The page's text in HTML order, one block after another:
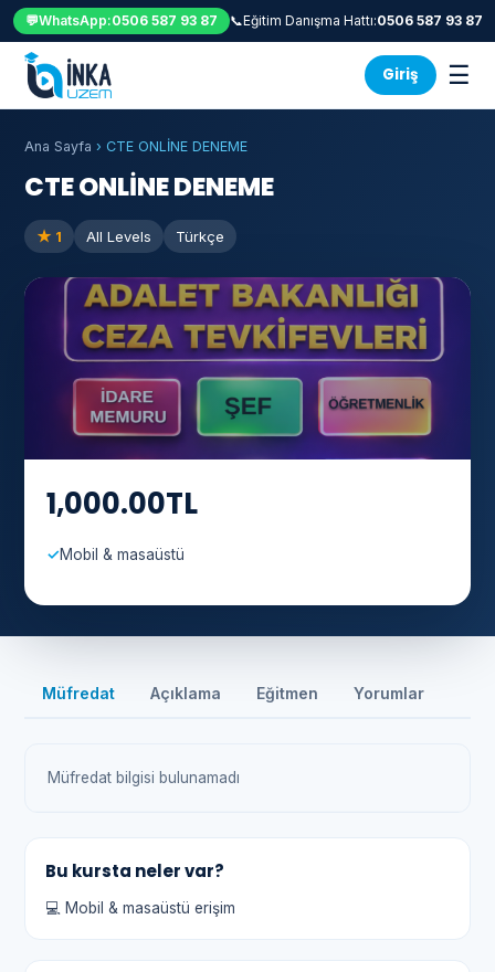
💬WhatsApp:0506 587 93 87 📞Eğitim Danışma Hattı:0506 587 93 87
Giriş ☰
Ana Sayfa › CTE ONLİNE DENEME
CTE ONLİNE DENEME
★ 1 All Levels Türkçe
1,000.00TL
Mobil & masaüstü
Müfredat Açıklama Eğitmen Yorumlar
Müfredat bilgisi bulunamadı
Bu kursta neler var?
💻 Mobil & masaüstü erişim